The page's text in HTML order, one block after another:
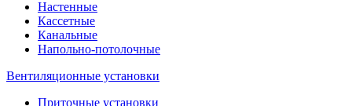
Настенные
Кассетные
Канальные
Напольно-потолочные
Вентиляционные установки
Приточные установки